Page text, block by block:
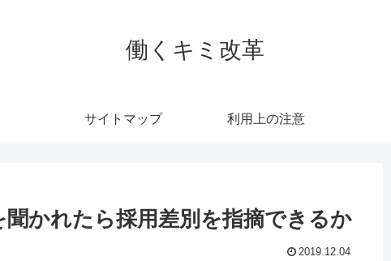
働くキミ改革
サイトマップ 利用上の注意
かれたら採用差別を指摘できるか
2019.12.04